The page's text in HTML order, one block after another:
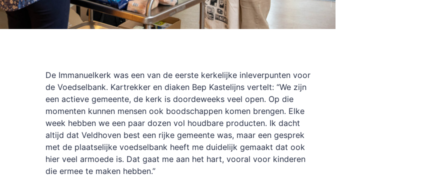
De Immanuelkerk was een van de eerste kerkelijke inleverpunten voor
de Voedselbank. Kartrekker en diaken Bep Kastelijns vertelt: “We zijn
een actieve gemeente, de kerk is doordeweeks veel open. Op die
momenten kunnen mensen ook boodschappen komen brengen. Elke
week hebben we een paar dozen vol houdbare producten. Ik dacht
altijd dat Veldhoven best een rijke gemeente was, maar een gesprek
met de plaatselijke voedselbank heeft me duidelijk gemaakt dat ook
hier veel armoede is. Dat gaat me aan het hart, vooral voor kinderen
die ermee te maken hebben.”